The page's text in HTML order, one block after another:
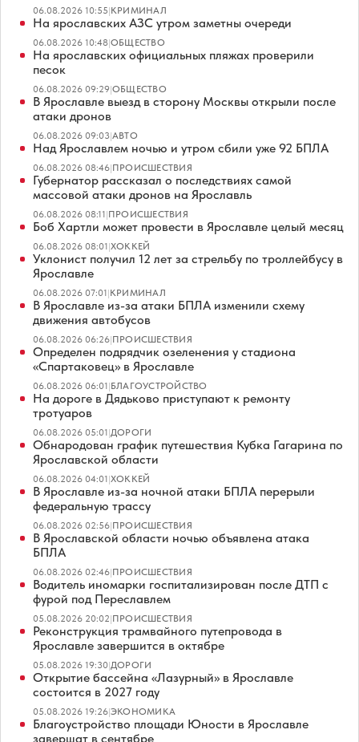
06.08.2026 10:55|КРИМИНАЛ
На ярославских АЗС утром заметны очереди
06.08.2026 10:48|ОБЩЕСТВО
На ярославских официальных пляжах проверили
песок
06.08.2026 09:29|ОБЩЕСТВО
В Ярославле выезд в сторону Москвы открыли после
атаки дронов
06.08.2026 09:03|АВТО
Над Ярославлем ночью и утром сбили уже 92 БПЛА
06.08.2026 08:46|ПРОИСШЕСТВИЯ
Губернатор рассказал о последствиях самой
массовой атаки дронов на Ярославль
06.08.2026 08:11|ПРОИСШЕСТВИЯ
Боб Хартли может провести в Ярославле целый месяц
06.08.2026 08:01|ХОККЕЙ
Уклонист получил 12 лет за стрельбу по троллейбусу в
Ярославле
06.08.2026 07:01|КРИМИНАЛ
В Ярославле из-за атаки БПЛА изменили схему
движения автобусов
06.08.2026 06:26|ПРОИСШЕСТВИЯ
Определен подрядчик озеленения у стадиона
«Спартаковец» в Ярославле
06.08.2026 06:01|БЛАГОУСТРОЙСТВО
На дороге в Дядьково приступают к ремонту
тротуаров
06.08.2026 05:01|ДОРОГИ
Обнародован график путешествия Кубка Гагарина по
Ярославской области
06.08.2026 04:01|ХОККЕЙ
В Ярославле из-за ночной атаки БПЛА перерыли
федеральную трассу
06.08.2026 02:56|ПРОИСШЕСТВИЯ
В Ярославской области ночью объявлена атака
БПЛА
06.08.2026 02:46|ПРОИСШЕСТВИЯ
Водитель иномарки госпитализирован после ДТП с
фурой под Переславлем
05.08.2026 20:02|ПРОИСШЕСТВИЯ
Реконструкция трамвайного путепровода в
Ярославле завершится в октябре
05.08.2026 19:30|ДОРОГИ
Открытие бассейна «Лазурный» в Ярославле
состоится в 2027 году
05.08.2026 19:26|ЭКОНОМИКА
Благоустройство площади Юности в Ярославле
завершат в сентябре